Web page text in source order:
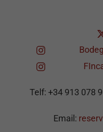
Telf: +34 913 078
Email: